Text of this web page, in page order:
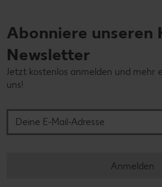
Abonniere unseren
Newsletter
Jetzt kostenlos anmelden und mehr
uns!
Anmelden